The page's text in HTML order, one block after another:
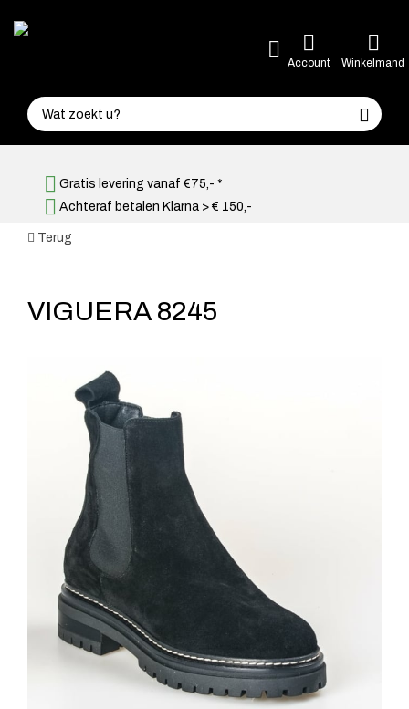
Account Winkelmand
Gratis levering vanaf €75,- *
Achteraf betalen Klarna > € 150,-
Terug
VIGUERA 8245